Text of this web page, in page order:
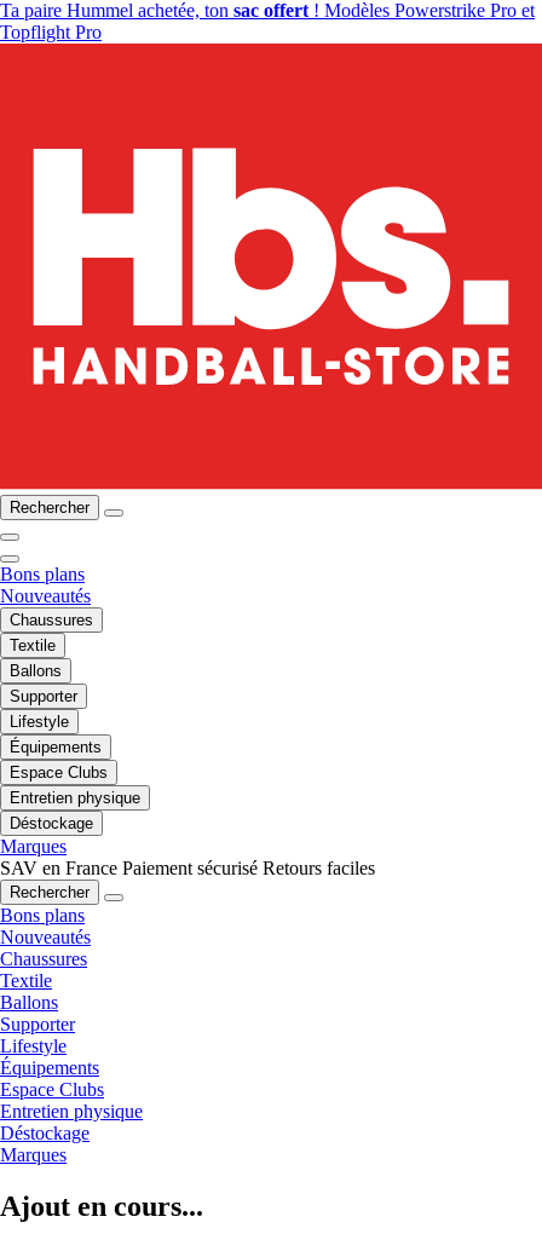
Ta paire Hummel achetée, ton sac offert ! Modèles Powerstrike Pro et
Topflight Pro
Rechercher
Bons plans
Nouveautés
Chaussures
Textile
Ballons
Supporter
Lifestyle
Équipements
Espace Clubs
Entretien physique
Déstockage
Marques
SAV en France Paiement sécurisé Retours faciles
Rechercher
Bons plans
Nouveautés
Chaussures
Textile
Ballons
Supporter
Lifestyle
Équipements
Espace Clubs
Entretien physique
Déstockage
Marques
Ajout en cours...